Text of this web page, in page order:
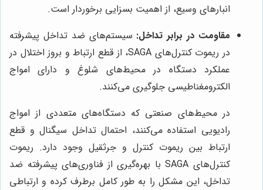
انبارهای وسیع، از اهمیت بسزایی برخوردار است.
مقاومت در برابر تداخل: سیستم‌های ضد تداخل پیشرفته
در ریموت کنترل‌های SAGA، از قطع ارتباط و بروز اختلال در
عملکرد دستگاه در محیط‌های شلوغ و دارای امواج
الکترومغناطیسی جلوگیری می‌کنند.
در محیط‌های صنعتی که دستگاه‌های متعددی از امواج
رادیویی استفاده می‌کنند، احتمال تداخل سیگنال و قطع
ارتباط بین ریموت کنترل و جرثقیل وجود دارد. ریموت
کنترل‌های SAGA با بهره‌گیری از فناوری‌های پیشرفته ضد
تداخل، این مشکل را به طور کامل برطرف کرده و ارتباطی